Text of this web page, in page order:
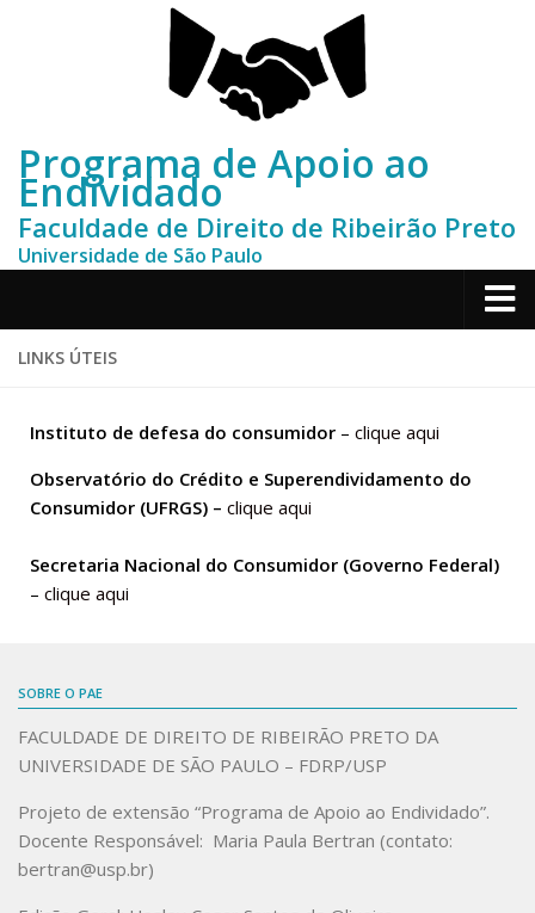
Programa de Apoio ao
Endividado
Faculdade de Direito de Ribeirão Preto
Universidade de São Paulo
Home
Depoimentos
Contato
Especial Covid-19
Sociedades de Consumo
Agricultura Familiar
LINKS ÚTEIS
Instituto de defesa do consumidor – clique aqui
Observatório do Crédito e Superendividamento do
Consumidor (UFRGS) – clique aqui
Secretaria Nacional do Consumidor (Governo Federal)
– clique aqui
SOBRE O PAE
FACULDADE DE DIREITO DE RIBEIRÃO PRETO DA
UNIVERSIDADE DE SÃO PAULO – FDRP/USP
Projeto de extensão “Programa de Apoio ao Endividado”.
Docente Responsável: Maria Paula Bertran (contato:
bertran@usp.br)